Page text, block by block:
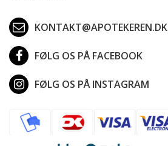
KONTAKT@APOTEKEREN.DK
FØLG OS PÅ FACEBOOK
FØLG OS PÅ INSTAGRAM